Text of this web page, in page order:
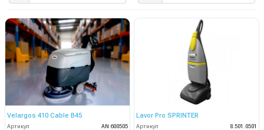
Velargos 410 Cable B45
Артикул
AN 600505
Lavor Pro SPRINTER
Артикул
8.501.0501